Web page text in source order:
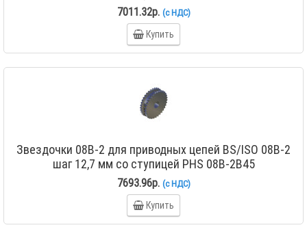
7011.32р. (с НДС)
Купить
Звездочки 08B-2 для приводных цепей BS/ISO 08B-2
шаг 12,7 мм со ступицей PHS 08B-2B45
7693.96р. (с НДС)
Купить